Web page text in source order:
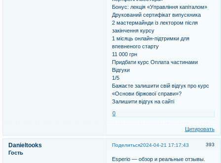
Бонус: лекція «Управління капіталом»
Друкований сертифікат випускника
2 мастермайнди із лектором після
закінчення курсу
1 місяць онлайн-підтримки для
впевненого старту
11 000 грн
Придбати курс Оплата частинами
Відгуки
1/5
Бажаєте залишити свій відгук про курс
«Основи біржової справи»?
Залишити відгук на сайті
0
Цитировать
Поделиться 393
2024-04-21 17:17:43
Danieltooks
Гость
Esperio — обзор и реальные отзывы.